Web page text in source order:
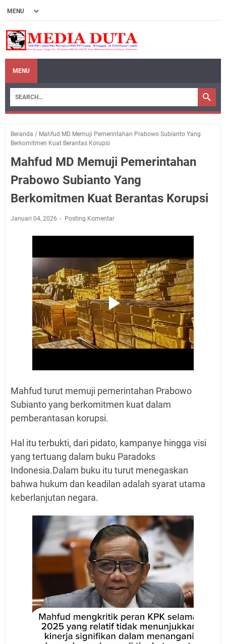
MENU
Beranda / Mahfud MD Memuji Pemerintahan Prabowo Subianto Yang
Berkomitmen Kuat Berantas Korupsi
Mahfud MD Memuji Pemerintahan
Prabowo Subianto Yang
Berkomitmen Kuat Berantas Korupsi
Januari 04, 2026 Posting Komentar
Mahfud turut memuji pemerintahan Prabowo
Subianto yang berkomitmen kuat dalam
pemberantasan korupsi.
Hal itu terbukti, dari pidato, kampanye hingga visi
yang tertuang dalam buku Paradoks
Indonesia.Dalam buku itu turut menegaskan
bahwa hukum dan keadilan adalah syarat utama
keberlanjutan negara.